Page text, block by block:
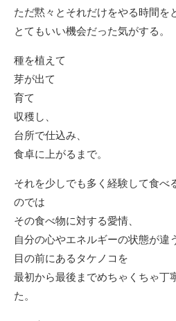
ただ黙々とそれだけをやる時間を
とてもいい機会だった気がする。
種を植えて
芽が出て
育て
収穫し、
台所で仕込み、
食卓に上がるまで。
それを少しでも多く経験して食べ
のでは
その食べ物に対する愛情、
自分の心やエネルギーの状態が違
目の前にあるタケノコを
最初から最後までめちゃくちゃ丁
た。